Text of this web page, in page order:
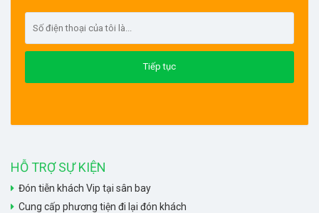
HỖ TRỢ SỰ KIỆN
Đón tiễn khách Vip tại sân bay
Cung cấp phương tiện đi lại đón khách